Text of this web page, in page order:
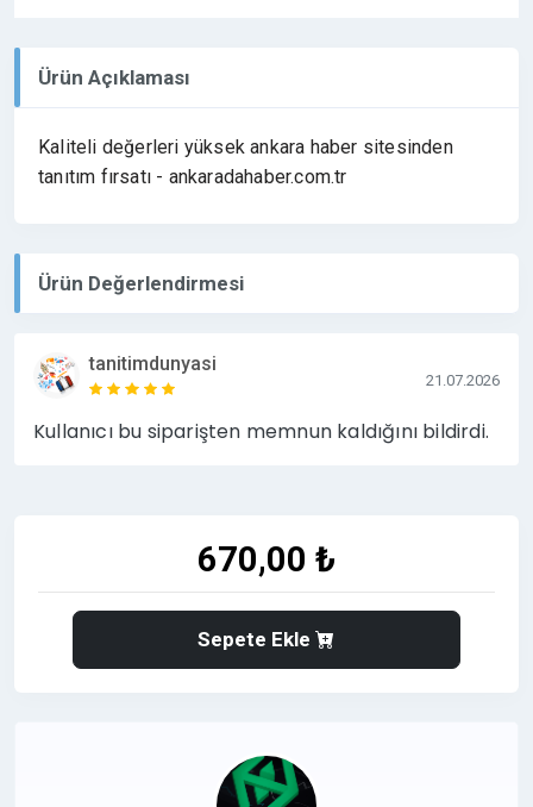
Ürün Açıklaması
Kaliteli değerleri yüksek ankara haber sitesinden
tanıtım fırsatı - ankaradahaber.com.tr
Ürün Değerlendirmesi
tanitimdunyasi
21.07.2026
Kullanıcı bu siparişten memnun kaldığını bildirdi.
670,00 ₺
Sepete Ekle